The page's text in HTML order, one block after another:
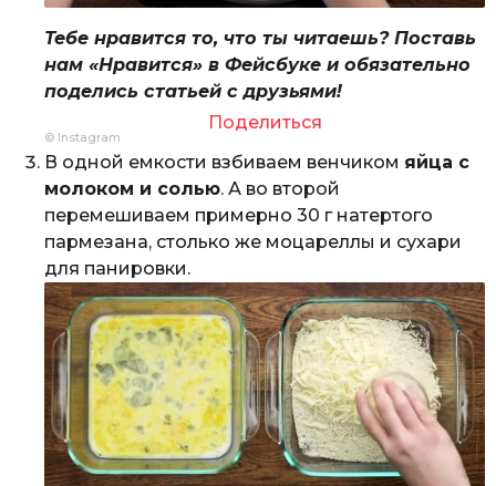
Тебе нравится то, что ты читаешь? Поставь
нам «Нравится» в Фейсбуке и обязательно
поделись статьей с друзьями!
Поделиться
© Instagram
В одной емкости взбиваем венчиком яйца с
молоком и солью. А во второй
перемешиваем примерно 30 г натертого
пармезана, столько же моцареллы и сухари
для панировки.